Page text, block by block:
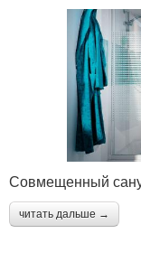
Совмещенный
читать дальше →